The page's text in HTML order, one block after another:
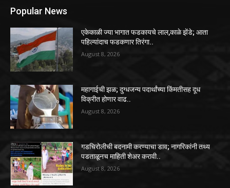
Popular News
एकेकाळी ज्या भागात फडकायचे लाल,काळे झेंडे; आता
पहिल्यांदाच फडकणार तिरंगा..
August 8, 2026
महागाईची झळ; दुग्धजन्य पदार्थांच्या किंमतीसह दूध
विक्रीत होणार वाढ..
August 8, 2026
गडचिरोलीची बदनामी करण्याचा डाव; नागरिकांनी तथ्य
पडताळूनच माहिती शेअर करावी..
August 8, 2026